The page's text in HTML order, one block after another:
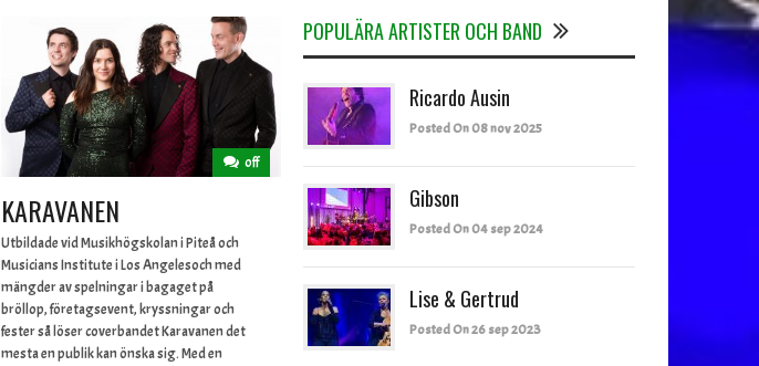
off
KARAVANEN
Utbildade vid Musikhögskolan i Piteå och
Musicians Institute i Los Angelesoch med
mängder av spelningar i bagaget på
bröllop, företagsevent, kryssningar och
fester så löser coverbandet Karavanen det
mesta en publik kan önska sig. Med en
POPULÄRA ARTISTER OCH BAND
Ricardo Ausin
Posted On 08 nov 2025
Gibson
Posted On 04 sep 2024
Lise & Gertrud
Posted On 26 sep 2023